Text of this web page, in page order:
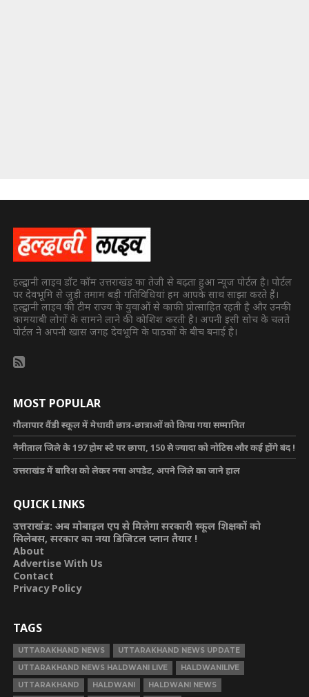
हल्द्वानी लाइव डॉट कॉम उत्तराखंड का तेजी से बढ़ता हुआ न्यूज पोर्टल है। पोर्टल
पर देवभूमि से जुड़ी तमाम बड़ी गतिविधियां हम आपके साथ साझा करते हैं।
हल्द्वानी लाइव की टीम राज्य के युवाओं से काफी प्रोत्साहित रहती है और उनकी
कामयाबी लोगों के सामने लाने की कोशिश करती है। अपनी इसी सोच के चलते
पोर्टल ने अपनी खास जगह देवभूमि के पाठकों के बीच बनाई है।
MOST POPULAR
गौलापार वैंडी स्कूल में मेधावी छात्र-छात्राओं को किया गया सम्मानित
नैनीताल जिले के 197 होम स्टे पर छापा, 150 से ज्यादा को नोटिस और कई होंगे बंद !
उत्तराखंड में बारिश को लेकर नया अपडेट, अपने जिले का जाने हाल
QUICK LINKS
उत्तराखंड: अब मोबाइल एप से मिलेगा सरकारी स्कूल शिक्षकों को
सिलेबस, सरकार का नया डिजिटल प्लान तैयार !
About
Advertise With Us
Contact
Privacy Policy
TAGS
UTTARAKHAND NEWS
UTTARAKHAND NEWS UPDATE
UTTARAKHAND NEWS HALDWANI LIVE
HALDWANILIVE
UTTARAKHAND
HALDWANI HALDWANI NEWS